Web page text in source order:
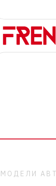
МОДЕЛИ